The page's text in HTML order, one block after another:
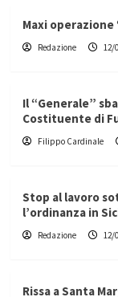
Maxi operazione
Redazione 12/
Il “Generale”
Costituente di
Filippo Cardinale
Stop al lavoro
l’ordinanza in
Redazione 12/
Rissa a Santa